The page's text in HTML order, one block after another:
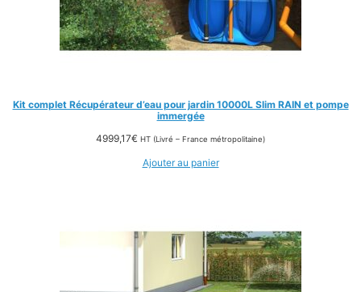
Kit complet Récupérateur d’eau pour jardin 10000L Slim RAIN et pompe
immergée
4999,17€ HT (Livré – France métropolitaine)
Ajouter au panier